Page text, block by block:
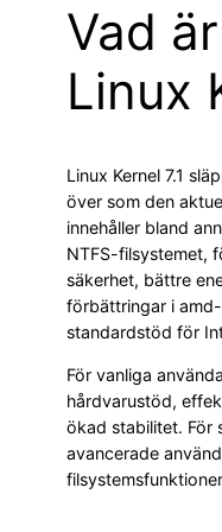
Vad
Linux
Linux Kernel 7.1
över som den
innehåller bland
NTFS-filsystemet,
säkerhet, bättre
förbättringar i
standardstöd för
För vanliga
hårdvarustöd,
ökad stabilitet. För
avancerade